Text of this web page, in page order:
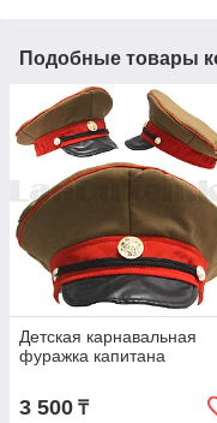
Подобные товары
Детская карнавальная
фуражка капитана
3 500 ₸